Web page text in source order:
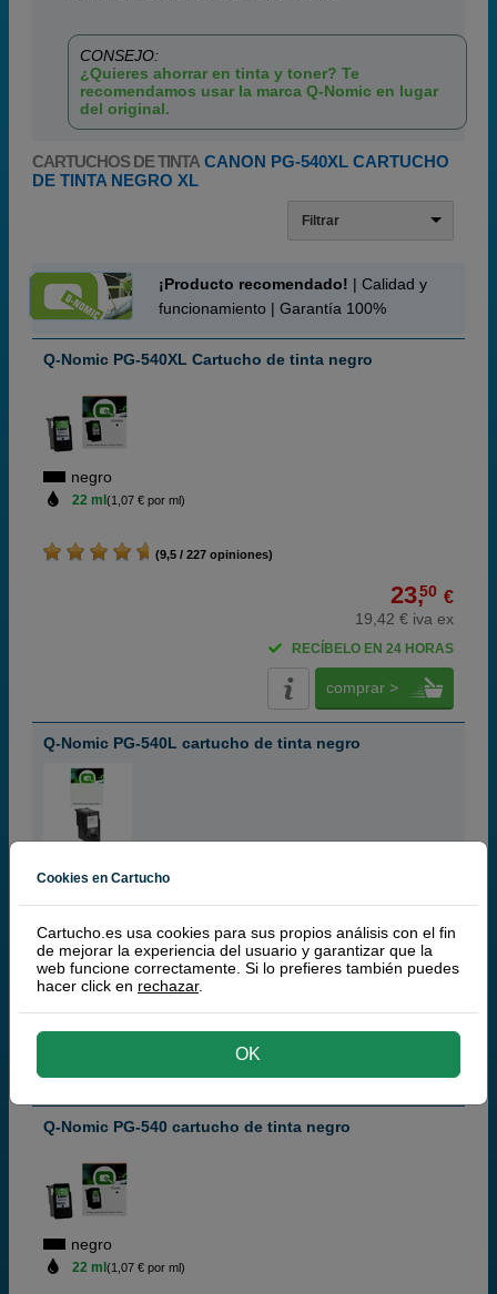
CONSEJO:
¿Quieres ahorrar en tinta y toner? Te
recomendamos usar la marca Q-Nomic en lugar
del original.
CARTUCHOS DE TINTA CANON PG-540XL CARTUCHO
DE TINTA NEGRO XL
Filtrar
¡Producto recomendado! | Calidad y
funcionamiento | Garantía 100%
Q-Nomic PG-540XL Cartucho de tinta negro
negro
22 ml (1,07 € por ml)
(9,5 / 227 opiniones)
23,50 €
19,42 € iva ex
RECÍBELO EN 24 HORAS
comprar >
Q-Nomic PG-540L cartucho de tinta negro
22 ml(1,07 € por ml)
23,50
RECÍBELO EN 24 HORAS
Q-Nomic PG-540 cartucho de tinta negro
negro
22 ml (1,07 € por ml)
Cookies en Cartucho
Cartucho.es usa cookies para sus propios análisis con el fin
de mejorar la experiencia del usuario y garantizar que la
web funcione correctamente. Si lo prefieres también puedes
hacer click en rechazar.
OK